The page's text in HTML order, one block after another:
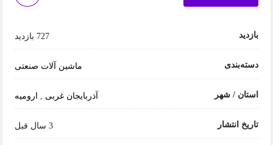
بازدید 727 بازدید
دسته‌بندی ماشین آلات صنعتی
استان / شهر آذربایجان غربی ارومیه
تاریخ انتشار 3 سال قبل